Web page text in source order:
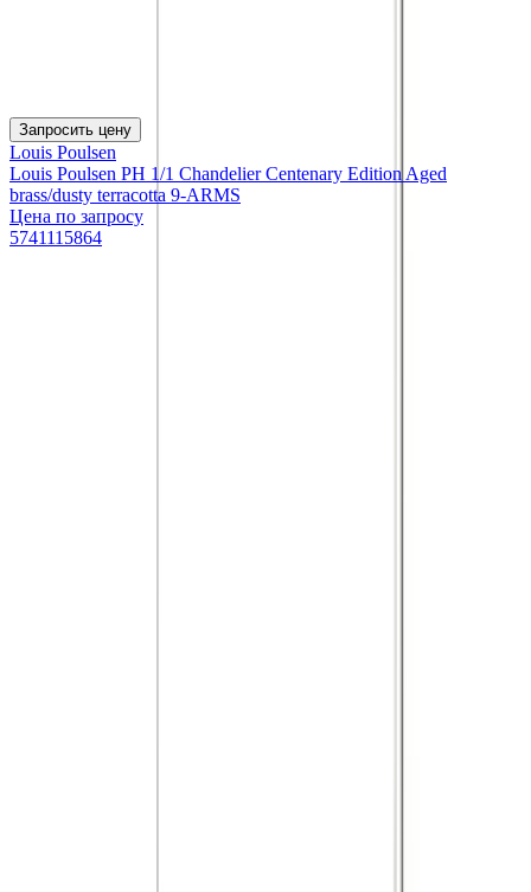
Запросить цену
Louis Poulsen
Louis Poulsen PH 1/1 Chandelier Centenary Edition Aged
brass/dusty terracotta 9-ARMS
Цена по запросу
5741115864